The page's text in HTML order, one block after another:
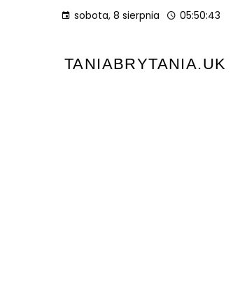
sobota, 8 sierpnia 05:50:44
TANIABRYTANIA.UK